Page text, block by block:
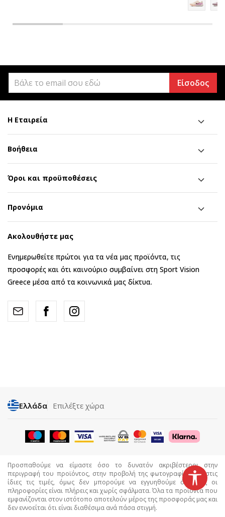
Είσοδος
Η Εταιρεία
Βοήθεια
Όροι και προϋποθέσεις
Προνόμια
Ακολουθήστε μας
Ενημερωθείτε πρώτοι για τα νέα μας προϊόντα, τις
προσφορές και ότι καινούριο συμβαίνει στη Sport Vision
Greece μέσα από τα κοινωνικά μας δίκτυα.
Ελλάδα Επιλέξτε χώρα
Προσπαθούμε να είμαστε όσο το δυνατόν ακριβέστεροι στην
περιγραφή του προϊόντος, στην προβολή της φωτογραφίας και στις
ίδιες τις τιμές, όμως δεν μπορούμε να εγγυηθούμε ότι όλες οι
πληροφορίες είναι πλήρεις και χωρίς σφάλματα. Όλα τα προϊόντα που
εμφανίζονται στον ιστότοπο αποτελούν μέρος της προσφοράς μας και
δεν εννοείται ότι είναι διαθέσιμα ανά πάσα στιγμή.